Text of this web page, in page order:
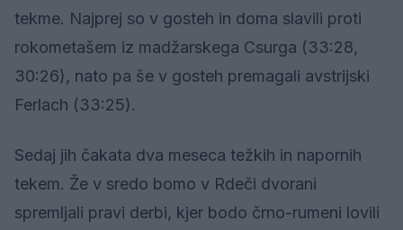
tekme. Najprej so v gosteh in doma slavili proti
rokometašem iz madžarskega Csurga (33:28,
30:26), nato pa še v gosteh premagali avstrijski
Ferlach (33:25).
Sedaj jih čakata dva meseca težkih in napornih
tekem. Že v sredo bomo v Rdeči dvorani
spremljali pravi derbi, kjer bodo črno-rumeni lovili